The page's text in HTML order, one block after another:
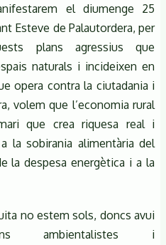
el diumenge 25
Esteve de Palautordera, per
plans agressius que
naturals i incideixen en
opera contra la ciutadania i
volem que l’economia rural
que crea riquesa real i
la sobirania alimentària del
la despesa energètica i a la
no estem sols, doncs avui
ambientalistes i